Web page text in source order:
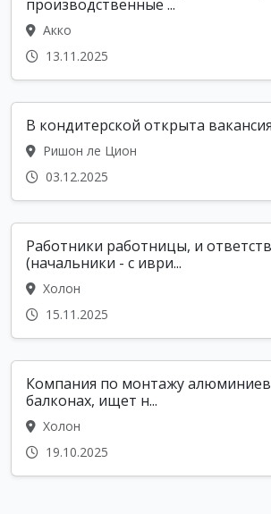
производственные ...
Акко
13.11.2025
В кондитерской открыта вакансия
Ришон ле Цион
03.12.2025
Работники работницы, и
(начальники - с иври...
Холон
15.11.2025
Компания по монтажу
балконах, ищет н...
Холон
19.10.2025